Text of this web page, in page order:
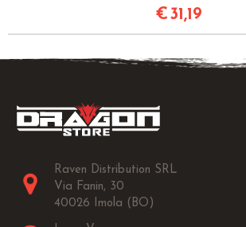
€31,19
Raven Distribution SRL
Via Fanin, 30
40026 Imola (BO)